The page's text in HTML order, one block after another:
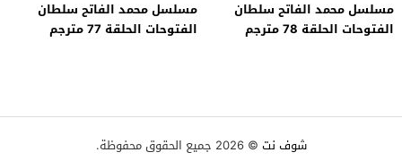
مسلسل محمد الفاتح سلطان
الفتوحات الحلقة 78 مترجم
مسلسل محمد الفاتح سلطان
الفتوحات الحلقة 77 مترجم
شوف نت © 2026 جميع الحقوق محفوظة.